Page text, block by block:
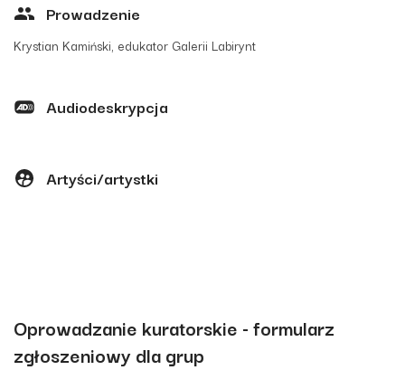
Prowadzenie
Krystian Kamiński, edukator Galerii Labirynt
Audiodeskrypcja
Artyści/artystki
Oprowadzanie kuratorskie - formularz
zgłoszeniowy dla grup